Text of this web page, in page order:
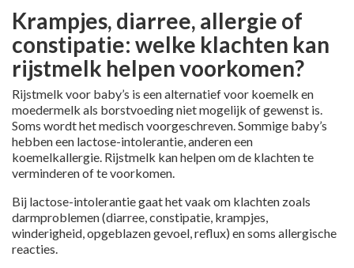
Krampjes, diarree, allergie of
constipatie: welke klachten kan
rijstmelk helpen voorkomen?
Rijstmelk voor baby’s is een alternatief voor koemelk en
moedermelk als borstvoeding niet mogelijk of gewenst is.
Soms wordt het medisch voorgeschreven. Sommige baby’s
hebben een lactose-intolerantie, anderen een
koemelkallergie. Rijstmelk kan helpen om de klachten te
verminderen of te voorkomen.
Bij lactose-intolerantie gaat het vaak om klachten zoals
darmproblemen (diarree, constipatie, krampjes,
winderigheid, opgeblazen gevoel, reflux) en soms allergische
reacties.